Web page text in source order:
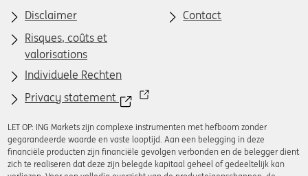
Disclaimer
Risques, coûts et
valorisations
Individuele Rechten
Privacy statement
Contact
LET OP: ING Markets zijn complexe instrumenten met hefboom zonder
gegarandeerde waarde en vaste looptijd. Aan een belegging in deze
financiële producten zijn financiële gevolgen verbonden en de belegger dient
zich te realiseren dat deze zijn belegde kapitaal geheel of gedeeltelijk kan